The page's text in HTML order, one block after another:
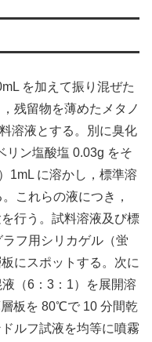
を加えて振り混ぜた
残留物を薄めたメタノ
溶液とする。別に臭化
リン塩酸塩 0.03g をそ
1mL に溶かし，標準溶
これらの液につき，
行う。試料溶液及び標
フ用シリカゲル（蛍
にスポットする。次に
（6：3：1）を展開溶
板を 80℃で 10 分間乾
ルフ試液を均等に噴霧